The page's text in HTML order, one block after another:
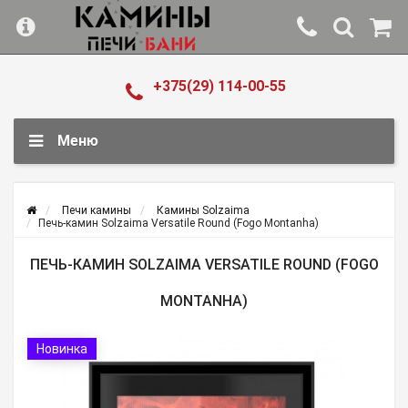
+375(29) 114-00-55
Меню
Печи камины
Камины Solzaima
Печь-камин Solzaima Versatile Round (Fogo Montanha)
ПЕЧЬ-КАМИН SOLZAIMA VERSATILE ROUND (FOGO
MONTANHA)
Новинка